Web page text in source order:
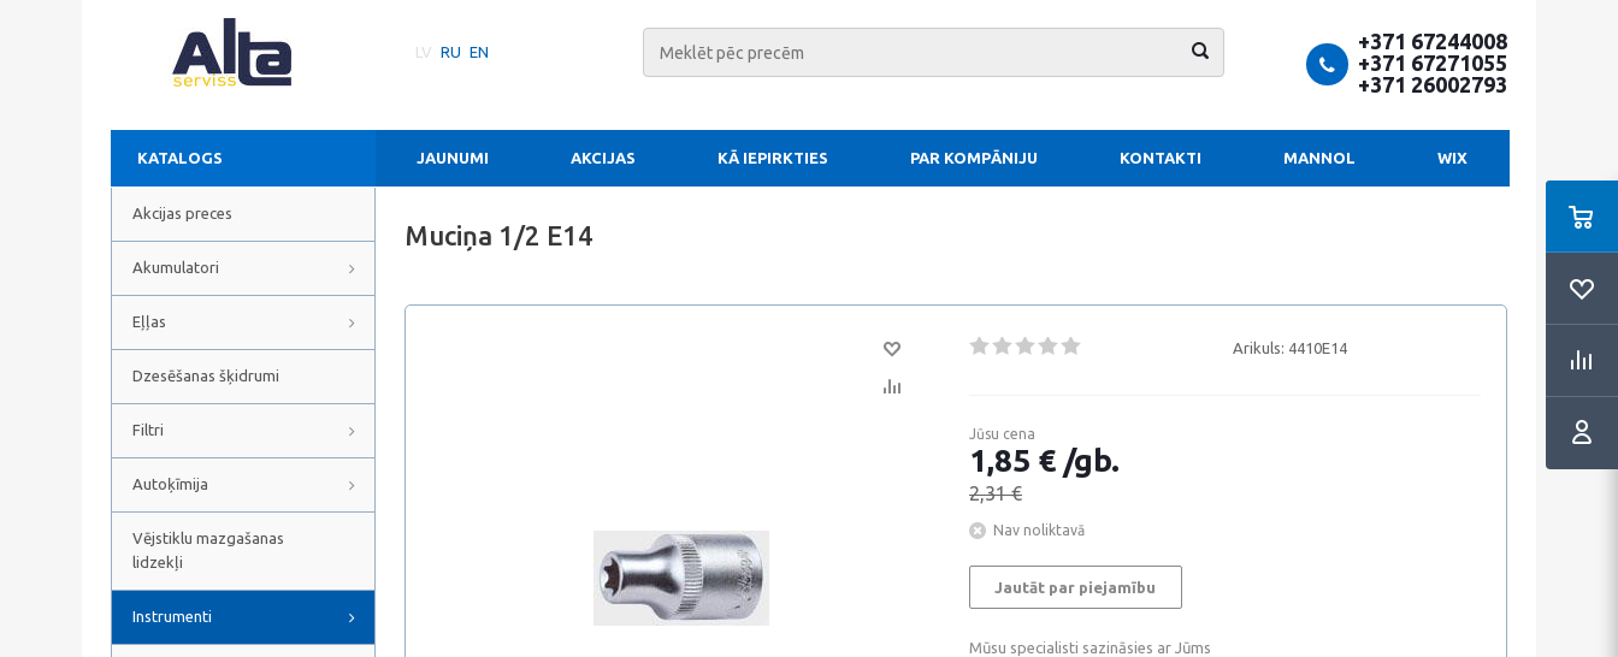
LV RU EN
+371 67244008
+371 67271055
+371 26002793
KATALOGS JAUNUMI AKCIJAS KĀ IEPIRKTIES PAR KOMPĀNIJU KONTAKTI MANNOL WIX
Akcijas preces
Akumulatori
Eļļas
Dzesēšanas šķidrumi
Filtri
Autoķīmija
Vējstiklu mazgašanas
lidzekļi
Instrumenti
Muciņa 1/2 E14
Arikuls: 4410E14
Jūsu cena
1,85 € /gb.
2,31 €
Nav noliktavā
Jautāt par piejamību
Mūsu specialisti sazināsies ar Jūms